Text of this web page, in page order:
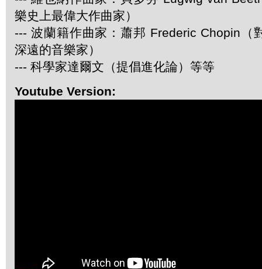
樂史上最偉大作曲家）
--- 波蘭籍作曲家：蕭邦 Frederic Chopin（
深遠的音樂家）
--- 科學家達爾文（提倡進化論）等等
Youtube Version: